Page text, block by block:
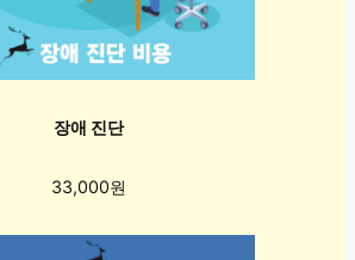
장애 진단
33,000원